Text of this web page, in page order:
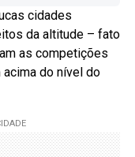
cidades
da altitude – fato
as competições
acima do nível do